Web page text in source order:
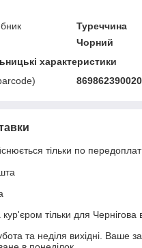
Туреччина
Чорний
характеристики
тільки по
кур'єром тільки для Чернігова
та неділя вихідні. Ваше